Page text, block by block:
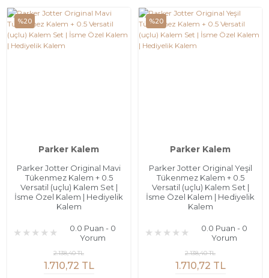
%20
Parker Kalem
Parker Jotter Original Mavi
Tükenmez Kalem + 0.5
Versatil (uçlu) Kalem Set |
İsme Özel Kalem | Hediyelik
Kalem
0.0 Puan - 0
Yorum
1.710,72 TL
2.138,40 TL
%20
Parker Kalem
Parker Jotter Original Yeşil
Tükenmez Kalem + 0.5
Versatil (uçlu) Kalem Set |
İsme Özel Kalem | Hediyelik
Kalem
0.0 Puan - 0
Yorum
1.710,72 TL
2.138,40 TL